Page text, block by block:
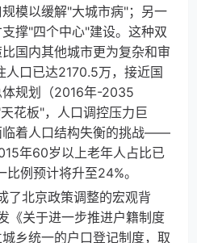
模以缓解"大城市病"；另一
撑"四个中心"建设。这种双
国内其他城市更为复杂和审
口已达2170.5万，接近国
规划（2016年-2035
花板"，人口调控压力巨
临着人口结构失衡的挑战——
年60岁以上老年人占比已
例预计将升至24%。
了北京政策调整的宏观背
《关于进一步推进户籍制度
乡统一的户口登记制度，取